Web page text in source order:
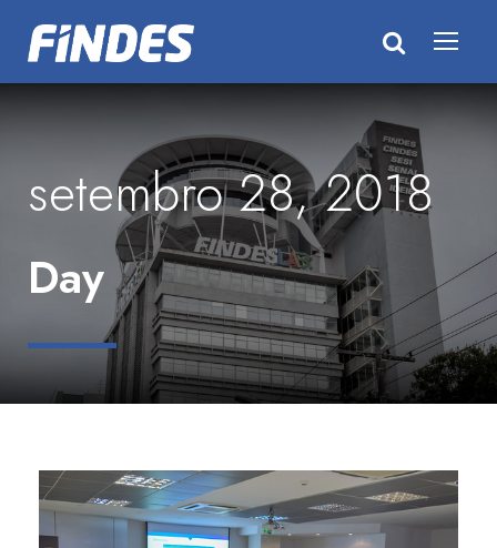
setembro 28, 2018
Day